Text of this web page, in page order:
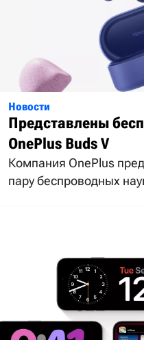
Новости
Представлены
OnePlus Buds V
Компания OnePlus
пару беспроводных